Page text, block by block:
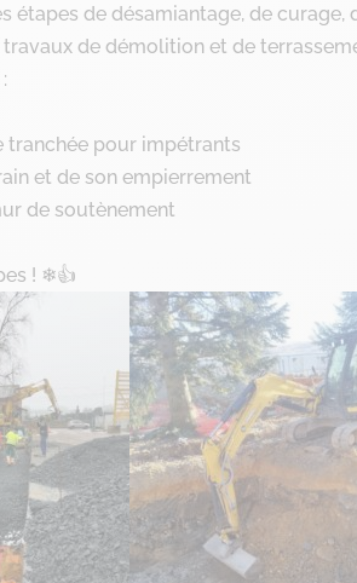
étapes de désamiantage, de curage,
de démolition et de
tranchée pour impétrants
et de son empierrement
de soutènement
! ❄👍